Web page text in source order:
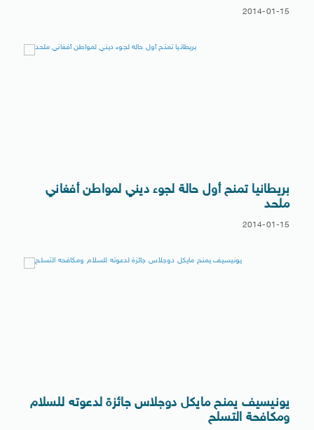
2014-01-15
بريطانيا تمنح أول حالة لجوء ديني لمواطن أفغاني
ملحد
2014-01-15
يونيسيف يمنح مايكل دوجلاس جائزة لدعوته للسلام
ومكافحة التسلح